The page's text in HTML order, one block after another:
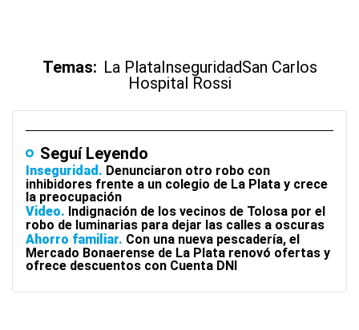
Temas: La PlataInseguridadSan Carlos
Hospital Rossi
Seguí Leyendo
Inseguridad
Denunciaron otro robo con
inhibidores frente a un colegio de La Plata y crece
la preocupación
Video Indignación de los vecinos de Tolosa por el
robo de luminarias para dejar las calles a oscuras
Ahorro familiar Con una nueva pescadería, el
Mercado Bonaerense de La Plata renovó ofertas y
ofrece descuentos con Cuenta DNI